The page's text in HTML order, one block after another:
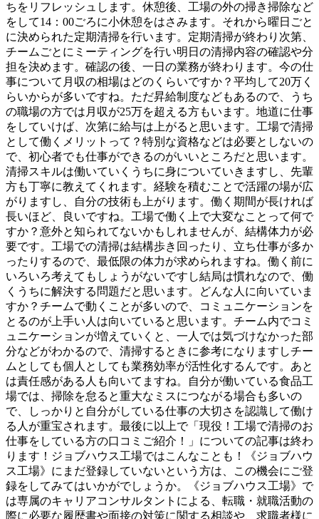
ちをリフレッシュします。休憩後、工場の外の掃き掃除など
をして14：00ごろに小休憩をはさみます。それから曜日ごと
に決められた定期清掃を行います。定期清掃が終わり次第、
チームごとにミーティングを行い明日の清掃内容の確認や分
担を決めます。確認の後、一日の業務が終わります。今の仕
事について月収の相場はどのくらいですか？平均して20万く
らいからが多いですね。ただ昇給制度などもあるので、うち
の職場の方では月収が25万を超える方もいます。地道に仕事
をしていけば、次第に給与は上がると思います。工場で清掃
として働くメリットって？特別な資格などは必要としないの
で、初心者でも仕事ができるのがいいところだと思います。
清掃スキルは働いていくうちに身についていきますし、先輩
方も丁寧に教えてくれます。経験を積むことで活躍の場が広
がりますし、自分の技術も上がります。働く期間が長ければ
長いほど、良いですね。工場で働く上で大変なことって何で
すか？意外と知られてないかもしれませんが、結構体力が必
要です。工場での清掃は結構歩き回ったり、立ち仕事が多か
ったりするので、最低限の体力が求められますね。働く前に
いろいろ考えてもしょうがないですし結局は慣れなので、働
くうちに解決する問題だと思います。どんな人に向いていま
すか？チームで動くことが多いので、コミュニケーションを
とるのが上手い人は向いていると思います。チーム内でコミ
ュニケーションが増えていくと、一人では気づけなかった部
分などがわかるので、清掃するときに参考になりますしチー
ムとしても個人としても業務効率が活性化するんです。あと
は責任感がある人も向いてますね。自分が働いている食品工
場では、掃除を怠ると重大なミスにつながる場合も多いの
で、しっかりと自分がしている仕事の大切さを認識して働け
る人が重宝されます。最後に以上で「現役！工場で清掃のお
仕事をしている方の口コミご紹介！」についての記事は終わ
ります！ジョブハウス工場ではこんなことも！《ジョブハウ
ス工場》にまだ登録していないという方は、この機会にご登
録をしてみてはいかがでしょうか。《ジョブハウス工場》で
は専属のキャリアコンサルタントによる、転職・就職活動の
際に必要な履歴書や面接の対策に関する相談や、求職者様に